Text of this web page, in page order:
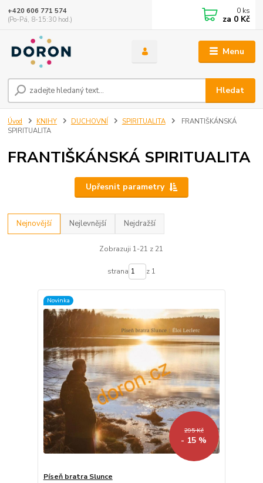
Menu
Hledat
+420 606 771 574
(Po-Pá, 8-15:30 hod.)
0 ks
za 0 Kč
Úvod KNIHY DUCHOVNÍ SPIRITUALITA
FRANTIŠKÁNSKÁ
SPIRITUALITA
FRANTIŠKÁNSKÁ SPIRITUALITA
Upřesnit parametry
Nejnovější Nejlevnější Nejdražší
Zobrazuji 1-21 z 21
strana z 1
Novinka
295 Kč
- 15 %
Píseň bratra Slunce